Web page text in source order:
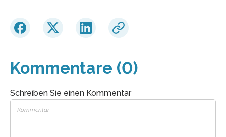
Kommentare (0)
Schreiben Sie einen Kommentar